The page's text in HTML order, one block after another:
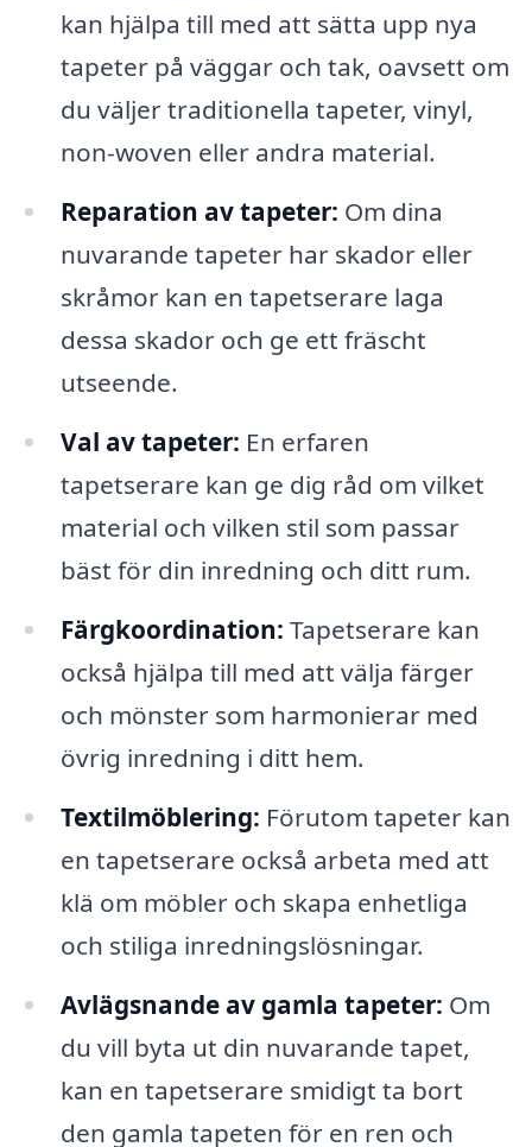
kan hjälpa till med att sätta upp nya
tapeter på väggar och tak, oavsett om
du väljer traditionella tapeter, vinyl,
non-woven eller andra material.
Reparation av tapeter: Om dina
nuvarande tapeter har skador eller
skråmor kan en tapetserare laga
dessa skador och ge ett fräscht
utseende.
Val av tapeter: En erfaren
tapetserare kan ge dig råd om vilket
material och vilken stil som passar
bäst för din inredning och ditt rum.
Färgkoordination: Tapetserare kan
också hjälpa till med att välja färger
och mönster som harmonierar med
övrig inredning i ditt hem.
Textilmöblering: Förutom tapeter kan
en tapetserare också arbeta med att
klä om möbler och skapa enhetliga
och stiliga inredningslösningar.
Avlägsnande av gamla tapeter: Om
du vill byta ut din nuvarande tapet,
kan en tapetserare smidigt ta bort
den gamla tapeten för en ren och